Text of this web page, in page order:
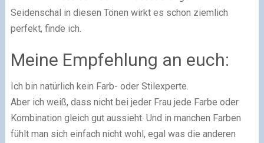
Seidenschal in diesen Tönen wirkt es schon ziemlich
perfekt, finde ich.
Meine Empfehlung an euch:
Ich bin natürlich kein Farb- oder Stilexperte.
Aber ich weiß, dass nicht bei jeder Frau jede Farbe oder
Kombination gleich gut aussieht. Und in manchen Farben
fühlt man sich einfach nicht wohl, egal was die anderen